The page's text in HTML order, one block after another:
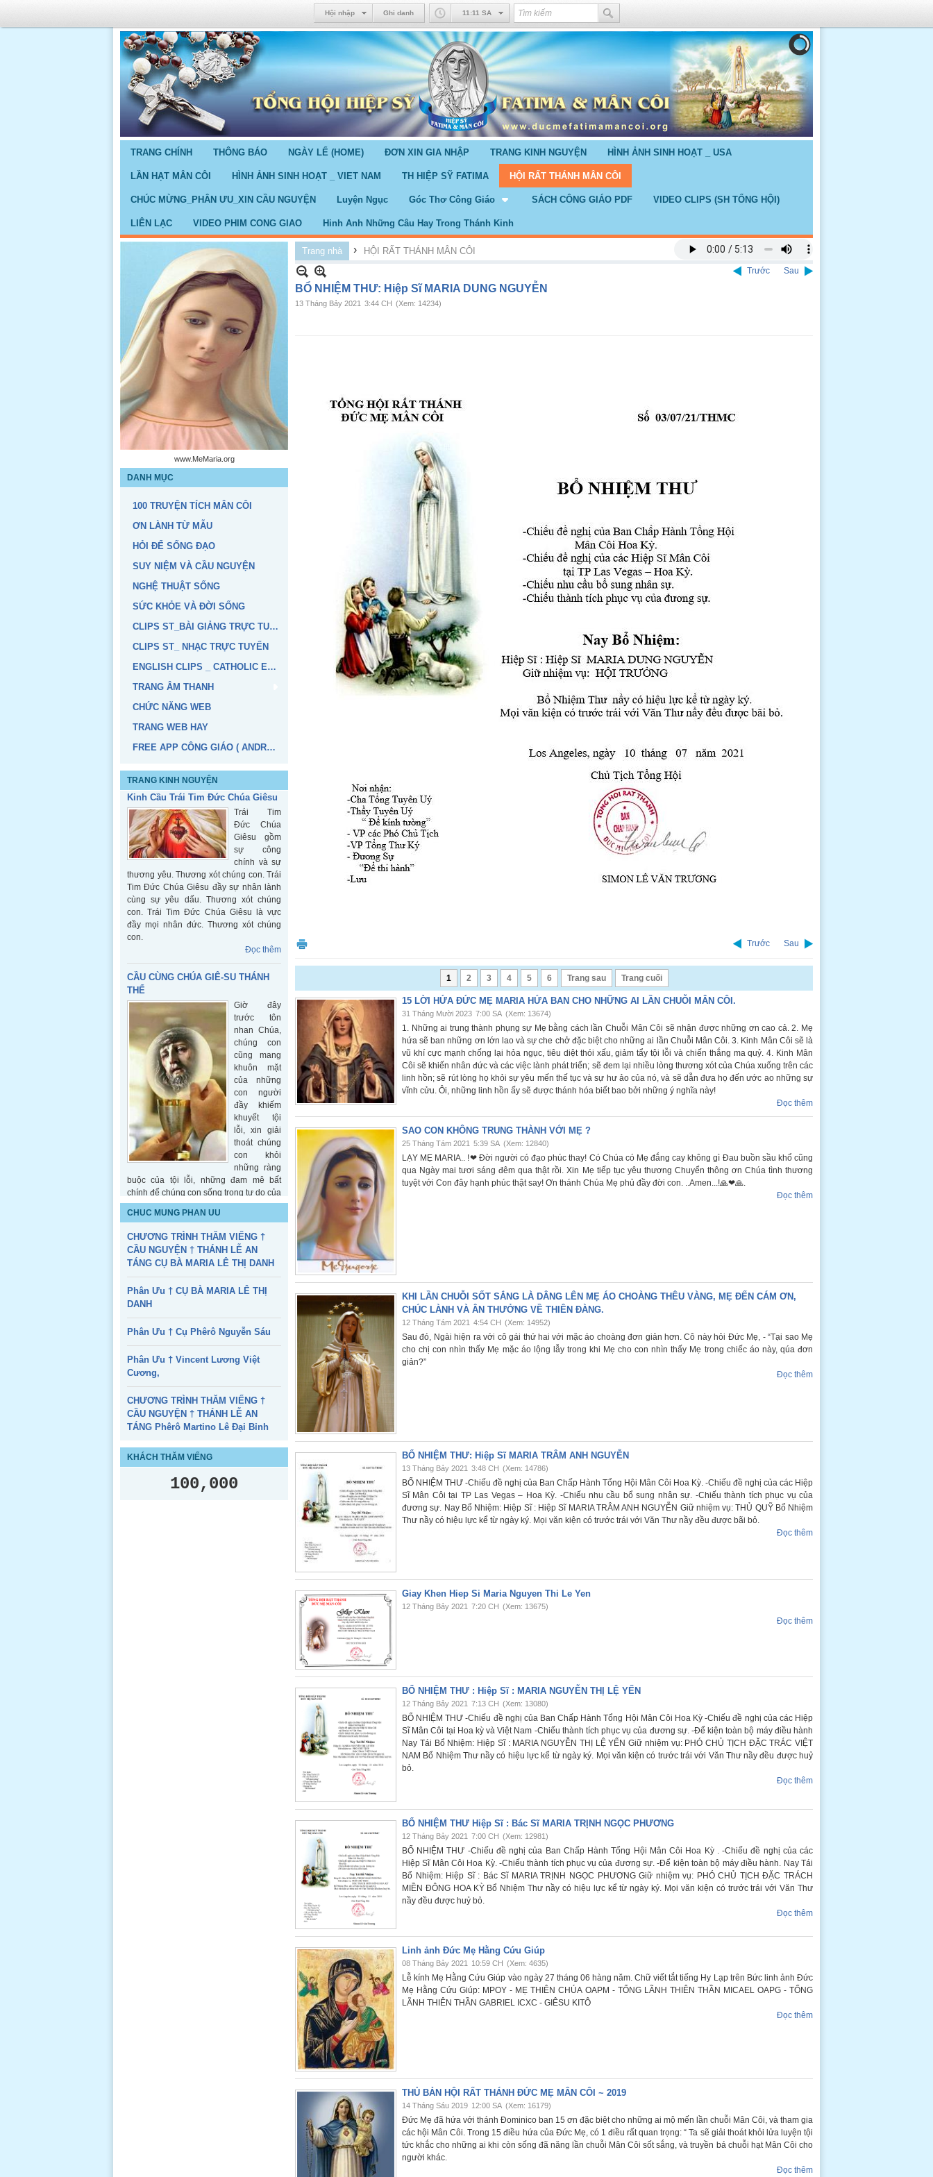
Hội nhập Ghi danh 11:11 SA
TRANG CHÍNH THÔNG BÁO NGÀY LỂ (HOME) ĐƠN XIN GIA NHẬP TRANG KINH NGUYỆN HÌNH ẢNH SINH HOẠT _ USA
LẦN HẠT MÂN CÔI HÌNH ẢNH SINH HOẠT _ VIET NAM TH HIỆP SỸ FATIMA HỘI RẤT THÁNH MÂN CÔI
CHÚC MỪNG_PHÂN ƯU_XIN CẦU NGUYỆN Luyện Ngục Góc Thơ Công Giáo SÁCH CÔNG GIÁO PDF VIDEO CLIPS (SH TỔNG HỘI)
LIÊN LẠC VIDEO PHIM CONG GIAO Hinh Anh Những Câu Hay Trong Thánh Kinh
www.MeMaria.org
DANH MỤC
100 TRUYỆN TÍCH MÂN CÔI
ƠN LÀNH TỪ MẪU
HỎI ĐỂ SỐNG ĐẠO
SUY NIỆM VÀ CẦU NGUYỆN
NGHỆ THUẬT SỐNG
SỨC KHỎE VÀ ĐỜI SỐNG
CLIPS ST_BÀI GIẢNG TRỰC TUYẾN
CLIPS ST_ NHẠC TRỰC TUYẾN
ENGLISH CLIPS _ CATHOLIC EDUCATION
TRANG ÂM THANH
CHỨC NĂNG WEB
TRANG WEB HAY
FREE APP CÔNG GIÁO ( ANDROID, IOS)
TRANG KINH NGUYỆN
Kinh Cầu Trái Tim Đức Chúa Giêsu
Trái Tim
Đức Chúa
Giêsu gồm
sự công
chính và sự
thương yêu. Thương xót chúng con. Trái
Tim Đức Chúa Giêsu đầy sự nhân lành
cùng sự yêu dấu. Thương xót chúng
con. Trái Tim Đức Chúa Giêsu là vực
đầy mọi nhân đức. Thương xót chúng
con.
Đọc thêm
CẦU CÙNG CHÚA GIÊ-SU THÁNH
THỂ
Giờ đây
trước tôn
nhan Chúa,
chúng con
cũng mang
khuôn mặt
của những
con người
đầy khiếm
khuyết tội
lỗi, xin giải
thoát chúng
con khỏi
những ràng
buộc của tội lỗi, những đam mê bất
chính để chúng con sống trong tự do của
con cái Thiên Chúa. Xin cho chúng con
biết mặc lấy tâm tình của Chúa để
những ai gặp gỡ và tiếp xúc với chúng
con cũng tìm được sự nâng đỡ, khích lệ
và bình an. Amen.
Đọc thêm
Kinh Cầu nguyện với Thánh Antôn
Pađua khi mất Tiền, Đồ vật...
Thánh
Antôn, Ngài
đã xin ơn
lại vật đã
mất. Xin
giúp con tìm lại ơn Chúa, xin cho con tận
tâm phục vụ Chúa và sống tốt lành. Xin
con thấy được lòng nhân lành của ngài.
Kinh Dâng Gia Đình Đầu Năm Mới
CHUC MUNG PHAN UU
CHƯƠNG TRÌNH THĂM VIẾNG †
CẦU NGUYỆN † THÁNH LỄ AN
TÁNG CỤ BÀ MARIA LÊ THỊ DANH
Phân Ưu † CỤ BÀ MARIA LÊ THỊ
DANH
Phân Ưu † Cụ Phêrô Nguyễn Sáu
Phân Ưu † Vincent Lương Việt
Cương,
CHƯƠNG TRÌNH THĂM VIẾNG †
CẦU NGUYỆN † THÁNH LỄ AN
TÁNG Phêrô Martino Lê Đại Bỉnh
KHÁCH THĂM VIẾNG
100,000
Trang nhà › HỘI RẤT THÁNH MÂN CÔI
Trước Sau
BỔ NHIỆM THƯ: Hiệp Sĩ MARIA DUNG NGUYỄN
13 Tháng Bảy 2021 3:44 CH (Xem: 14234)
Trước Sau
1 2 3 4 5 6 Trang sau Trang cuối
15 LỜI HỨA ĐỨC MẸ MARIA HỨA BAN CHO NHỮNG AI LẦN CHUỖI MÂN CÔI.
31 Tháng Mười 2023 7:00 SA (Xem: 13674)
1. Những ai trung thành phụng sự Mẹ bằng cách lần Chuỗi Mân Côi sẽ nhận được những ơn cao cả. 2. Mẹ
hứa sẽ ban những ơn lớn lao và sự che chở đặc biệt cho những ai lần Chuỗi Mân Côi. 3. Kinh Mân Côi sẽ là
vũ khí cực mạnh chống lại hỏa ngục, tiêu diệt thói xấu, giảm tẩy tội lỗi và chiến thắng ma quỷ. 4. Kinh Mân
Côi sẽ khiến nhân đức và các việc lành phát triển; sẽ đem lại nhiều lòng thương xót của Chúa xuống trên các
linh hồn; sẽ rút lòng họ khỏi sự yêu mến thế tục và sự hư ảo của nó, và sẽ dẫn đưa họ đến ước ao những sự
vĩnh cửu. Ôi, những linh hồn ấy sẽ được thánh hóa biết bao bởi những ý nghĩa này!
Đọc thêm
SAO CON KHÔNG TRUNG THÀNH VỚI MẸ ?
25 Tháng Tám 2021 5:39 SA (Xem: 12840)
LẠY MẸ MARIA.. !❤ Đời người có đạo phúc thay! Có Chúa có Mẹ đắng cay không gì Đau buồn sầu khổ cũng
qua Ngày mai tươi sáng đêm qua thật rồi. Xin Mẹ tiếp tục yêu thương Chuyển thông ơn Chúa tình thương
tuyệt với Con đây hạnh phúc thật say! Ơn thánh Chúa Mẹ phủ đầy đời con. ..Amen...!🙏❤🙏.
Đọc thêm
KHI LẦN CHUỖI SỐT SẮNG LÀ DÂNG LÊN MẸ ÁO CHOÀNG THÊU VÀNG, MẸ ĐẾN CÁM ƠN,
CHÚC LÀNH VÀ ÂN THƯỞNG VỀ THIÊN ĐÀNG.
12 Tháng Tám 2021 4:54 CH (Xem: 14952)
Sau đó, Ngài hiện ra với cô gái thứ hai với mặc áo choàng đơn giản hơn. Cô này hỏi Đức Mẹ, - “Tại sao Mẹ
cho chị con nhìn thấy Mẹ mặc áo lộng lẫy trong khi Mẹ cho con nhìn thấy Mẹ trong chiếc áo này, qúa đơn
giản?”
Đọc thêm
BỔ NHIỆM THƯ: Hiệp Sĩ MARIA TRÂM ANH NGUYỄN
13 Tháng Bảy 2021 3:48 CH (Xem: 14786)
BỔ NHIỆM THƯ -Chiếu đề nghị của Ban Chấp Hành Tổng Hội Mân Côi Hoa Kỳ. -Chiếu đề nghị của các Hiệp
Sĩ Mân Côi tại TP Las Vegas – Hoa Kỳ. -Chiếu nhu cầu bổ sung nhân sự. -Chiếu thành tích phục vụ của
đương sự. Nay Bổ Nhiệm: Hiệp Sĩ : Hiệp Sĩ MARIA TRÂM ANH NGUYỄN Giữ nhiệm vụ: THỦ QUỸ Bổ Nhiệm
Thư nầy có hiệu lực kể từ ngày ký. Mọi văn kiện có trước trái với Văn Thư nầy đều được bãi bỏ.
Đọc thêm
Giay Khen Hiep Si Maria Nguyen Thi Le Yen
12 Tháng Bảy 2021 7:20 CH (Xem: 13675)
Đọc thêm
BỔ NHIỆM THƯ : Hiệp Sĩ : MARIA NGUYỄN THỊ LỆ YẾN
12 Tháng Bảy 2021 7:13 CH (Xem: 13080)
BỔ NHIỆM THƯ -Chiếu đề nghị của Ban Chấp Hành Tổng Hội Mân Côi Hoa Kỳ -Chiếu đề nghị của các Hiệp
Sĩ Mân Côi tại Hoa kỳ và Việt Nam -Chiếu thành tích phục vụ của đương sự. -Để kiện toàn bộ máy điều hành
Nay Tái Bổ Nhiệm: Hiệp Sĩ : MARIA NGUYỄN THỊ LỆ YẾN Giữ nhiệm vụ: PHÓ CHỦ TỊCH ĐẶC TRÁC VIỆT
NAM Bổ Nhiệm Thư nầy có hiệu lực kể từ ngày ký. Mọi văn kiện có trước trái với Văn Thư nầy đều được huỷ
bỏ.
Đọc thêm
BỔ NHIỆM THƯ Hiệp Sĩ : Bác Sĩ MARIA TRỊNH NGỌC PHƯƠNG
12 Tháng Bảy 2021 7:00 CH (Xem: 12981)
BỔ NHIỆM THƯ -Chiếu đề nghị của Ban Chấp Hành Tổng Hội Mân Côi Hoa Kỳ . -Chiếu đề nghị của các
Hiệp Sĩ Mân Côi Hoa Kỳ. -Chiếu thành tích phục vụ của đương sự. -Để kiện toàn bộ máy điều hành. Nay Tái
Bổ Nhiệm: Hiệp Sĩ : Bác Sĩ MARIA TRỊNH NGỌC PHƯƠNG Giữ nhiệm vụ: PHÓ CHỦ TỊCH ĐẶC TRÁCH
MIỀN ĐÔNG HOA KỲ Bổ Nhiệm Thư nầy có hiệu lực kể từ ngày ký. Mọi văn kiện có trước trái với Văn Thư
nầy đều được huỷ bỏ.
Đọc thêm
Linh ảnh Đức Mẹ Hằng Cứu Giúp
08 Tháng Bảy 2021 10:59 CH (Xem: 4635)
Lễ kính Mẹ Hằng Cứu Giúp vào ngày 27 tháng 06 hàng năm. Chữ viết tắt tiếng Hy Lạp trên Bức linh ảnh Đức
Mẹ Hằng Cứu Giúp: MPOY - MẸ THIÊN CHÚA OAPM - TỔNG LÃNH THIÊN THẦN MICAEL OAPG - TỔNG
LÃNH THIÊN THẦN GABRIEL ICXC - GIÊSU KITÔ
Đọc thêm
THỦ BẢN HỘI RẤT THÁNH ĐỨC MẸ MÂN CÔI ~ 2019
14 Tháng Sáu 2019 12:00 SA (Xem: 16179)
Đức Mẹ đã hứa với thánh Đominico ban 15 ơn đặc biệt cho những ai mộ mến lần chuỗi Mân Côi, và tham gia
các hội Mân Côi. Trong 15 điều hứa của Đức Mẹ, có 1 điều rất quan trọng: “ Ta sẽ giải thoát khỏi lửa luyện tội
tức khắc cho những ai khi còn sống đã năng lần chuỗi Mân Côi sốt sắng, và truyền bá chuỗi hạt Mân Côi cho
người khác.
Đọc thêm